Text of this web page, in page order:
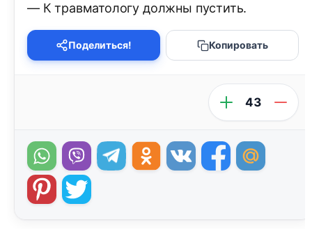
— К травматологу должны пустить.
Поделиться! Копировать
43